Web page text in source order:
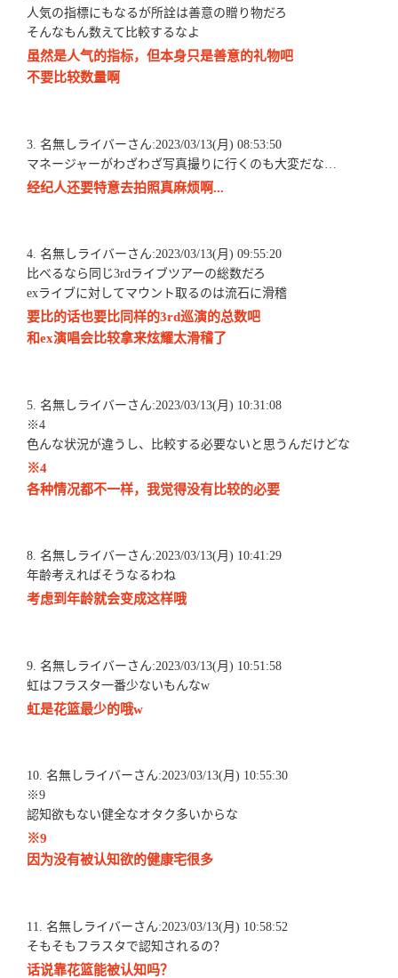
人気の指標にもなるが所詮は善意の贈り物だろ
そんなもん数えて比較するなよ
虽然是人气的指标，但本身只是善意的礼物吧
不要比较数量啊
3. 名無しライバーさん:2023/03/13(月) 08:53:50
マネージャーがわざわざ写真撮りに行くのも大変だな…
经纪人还要特意去拍照真麻烦啊...
4. 名無しライバーさん:2023/03/13(月) 09:55:20
比べるなら同じ3rdライブツアーの総数だろ
exライブに対してマウント取るのは流石に滑稽
要比的话也要比同样的3rd巡演的总数吧
和ex演唱会比较拿来炫耀太滑稽了
5. 名無しライバーさん:2023/03/13(月) 10:31:08
※4
色んな状況が違うし、比較する必要ないと思うんだけどな
※4
各种情况都不一样，我觉得没有比较的必要
8. 名無しライバーさん:2023/03/13(月) 10:41:29
年齢考えればそうなるわね
考虑到年龄就会变成这样哦
9. 名無しライバーさん:2023/03/13(月) 10:51:58
虹はフラスタ一番少ないもんなw
虹是花篮最少的哦w
10. 名無しライバーさん:2023/03/13(月) 10:55:30
※9
認知欲もない健全なオタク多いからな
※9
因为没有被认知欲的健康宅很多
11. 名無しライバーさん:2023/03/13(月) 10:58:52
そもそもフラスタで認知されるの？
话说靠花篮能被认知吗？